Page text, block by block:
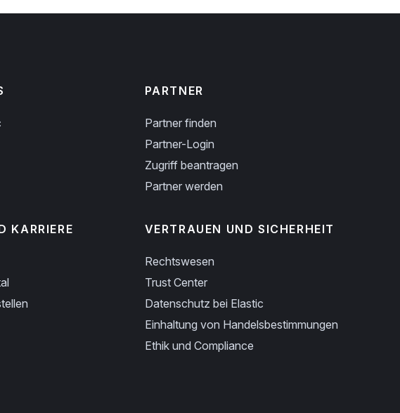
KARRIERE
PARTNER
Partner finden
Partner-Login
Zugriff beantragen
Partner werden
VERTRAUEN UND SICHERHEIT
Rechtswesen
Trust Center
Datenschutz bei Elastic
Einhaltung von Handelsbestimmungen
Ethik und Compliance